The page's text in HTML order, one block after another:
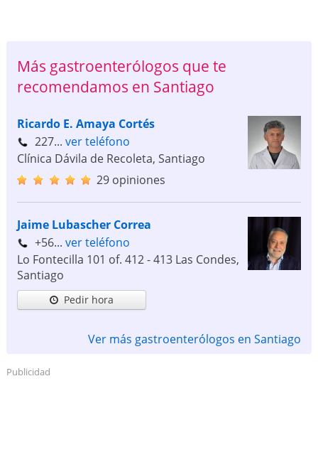
Más gastroenterólogos que te
recomendamos en Santiago
Ricardo E. Amaya Cortés
227... ver teléfono
Clínica Dávila de Recoleta, Santiago
29 opiniones
Jaime Lubascher Correa
+56... ver teléfono
Lo Fontecilla 101 of. 412 - 413 Las Condes,
Santiago
Pedir hora
Ver más gastroenterólogos en Santiago
Publicidad